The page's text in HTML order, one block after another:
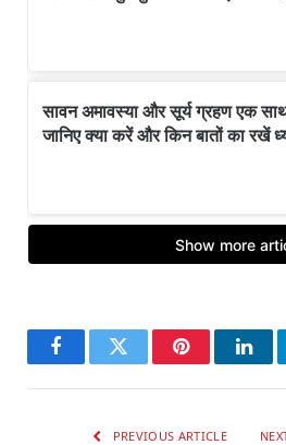
FacebookTwitter Pinterest
PREVIOUS ARTICLE